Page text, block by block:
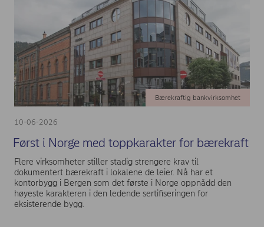
10-06-2026
Bærekraftig bankvirksomhet
Først i Norge med toppkarakter for bærekraft
Flere virksomheter stiller stadig strengere krav til
dokumentert bærekraft i lokalene de leier. Nå har et
kontorbygg i Bergen som det første i Norge oppnådd den
høyeste karakteren i den ledende sertifiseringen for
eksisterende bygg.